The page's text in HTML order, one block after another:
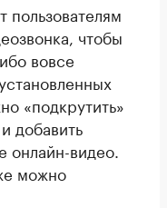
пользователям
чтобы
вовсе
«подкрутить»
добавить
онлайн-видео.
можно